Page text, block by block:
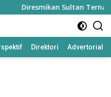
Diresmikan Sultan Ternate,
Direktori Advertorial